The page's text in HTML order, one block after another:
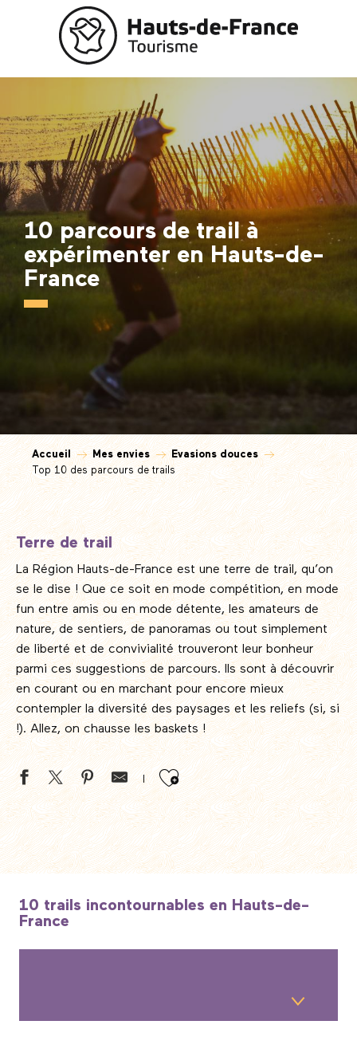
10 parcours de trail à
expérimenter en Hauts-de-
France
Accueil Mes envies
Evasions douces
Top 10 des parcours de trails
Terre de trail
La Région Hauts-de-France est une terre de trail, qu’on
se le dise ! Que ce soit en mode compétition, en mode
fun entre amis ou en mode détente, les amateurs de
nature, de sentiers, de panoramas ou tout simplement
de liberté et de convivialité trouveront leur bonheur
parmi ces suggestions de parcours. Ils sont à découvrir
en courant ou en marchant pour encore mieux
contempler la diversité des paysages et les reliefs (si, si
!). Allez, on chausse les baskets !
Ajouter aux
10 trails incontournables en Hauts-de-
France